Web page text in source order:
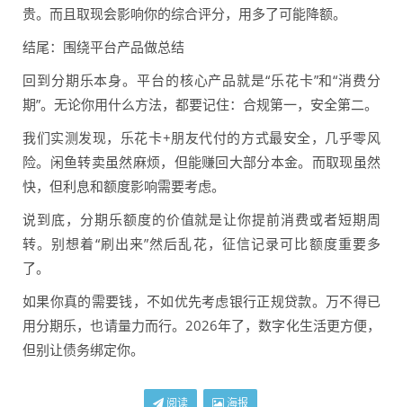
贵。而且取现会影响你的综合评分，用多了可能降额。
结尾：围绕平台产品做总结
回到分期乐本身。平台的核心产品就是“乐花卡”和“消费分
期”。无论你用什么方法，都要记住：合规第一，安全第二。
我们实测发现，乐花卡+朋友代付的方式最安全，几乎零风
险。闲鱼转卖虽然麻烦，但能赚回大部分本金。而取现虽然
快，但利息和额度影响需要考虑。
说到底，分期乐额度的价值就是让你提前消费或者短期周
转。别想着“刷出来”然后乱花，征信记录可比额度重要多
了。
如果你真的需要钱，不如优先考虑银行正规贷款。万不得已
用分期乐，也请量力而行。2026年了，数字化生活更方便，
但别让债务绑定你。
阅读 海报